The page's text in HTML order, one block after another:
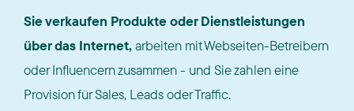
Sie verkaufen Produkte oder Dienstleistungen
über das Internet,arbeiten mit Webseiten-Betreibern
oder Influencern zusammen - und Sie zahlen eine
Provision für Sales, Leads oder Traffic.